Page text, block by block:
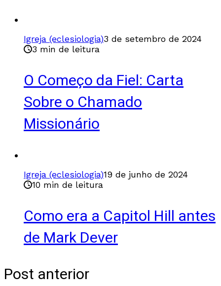
Igreja (eclesiologia)3 de setembro de 2024
3 min de leitura
O Começo da Fiel: Carta
Sobre o Chamado
Missionário
Igreja (eclesiologia)19 de junho de 2024
10 min de leitura
Como era a Capitol Hill antes
de Mark Dever
Post anterior